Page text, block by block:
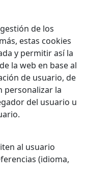
de los
estas cookies
y permitir así la
la web en base al
de usuario, de
personalizar la
del usuario u
al usuario
(idioma,